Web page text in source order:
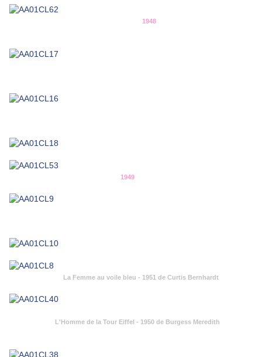
1948
1949
La Femme au voile bleu - 1951 de Curtis Bernhardt
L'Homme de la Tour Eiffel - 1950 de Burgess Meredith